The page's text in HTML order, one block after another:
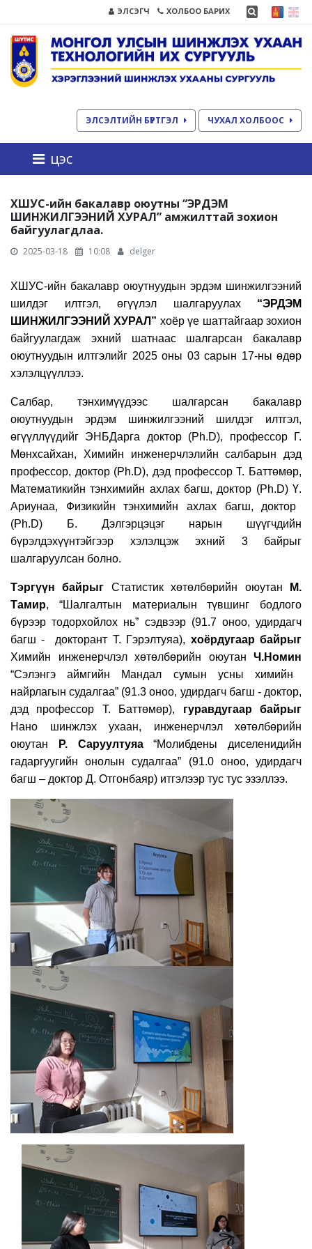
ЭЛСЭГЧ ХОЛБОО БАРИХ
ЭЛСЭЛТИЙН БҮРТГЭЛ ЧУХАЛ ХОЛБООС
цэс
ХШУС-ийн бакалавр оюутны “ЭРДЭМ
ШИНЖИЛГЭЭНИЙ ХУРАЛ” амжилттай зохион
байгуулагдлаа.
2025-03-18 10:08 delger
ХШУС-ийн бакалавр оюутнуудын эрдэм шинжилгээний
шилдэг илтгэл, өгүүлэл шалгаруулах “ЭРДЭМ
ШИНЖИЛГЭЭНИЙ ХУРАЛ” хоёр үе шаттайгаар зохион
байгуулагдаж
эхний шатнаас шалгарсан бакалавр
оюутнуудын илтгэлийг 2025оны 03 сарын 17-ны өдөр
хэлэлцүүллээ.
Салбар, тэнхимүүдээс шалгарсан бакалавр
оюутнуудын эрдэм шинжилгээний шилдэг илтгэл,
өгүүллүүдийг ЭНБДарга доктор (Ph.D), профессорГ.
Мөнхсайхан, Химийн инженерчлэлийн салбарын дэд
профессор, доктор (Ph.D), дэд профессорТ. Баттөмөр,
Математикийн тэнхимийн ахлах багш, доктор (Ph.D) Ү.
Ариунаа, Физикийн тэнхимийнахлах багш, доктор
(Ph.D) Б. Дэлгэрцэцэгнарын шүүгчдийн
бүрэлдэхүүнтэйгээр хэлэлцэж эхний 3 байрыг
шалгаруулсан болно.
Тэргүүнбайрыг Статистик хөтөлбөрийн оюутан
М.
Тамир, “Шалгалтын материалын түвшинг бодлого
бүрээр тодорхойлох нь” сэдвээр (91.7 оноо, удирдагч
багш - докторант Т. Гэрэлтуяа), хоёрдугаарбайрыг
Химийн инженерчлэл хөтөлбөрийн оюутан Ч.Номин
“Сэлэнгэ аймгийн Мандал сумын усны химийн
найрлагын судалгаа” (91.3 оноо, удирдагч багш - доктор,
дэд профессор Т. Баттөмөр), гуравдугаарбайрыг
Нано шинжлэх ухаан, инженерчлэл хөтөлбөрийн
оюутан
Р. Саруултуяа“Молибдены диселенидийн
гадаргуугийн онолын судалгаа” (91.0
оноо, удирдагч
багш – доктор Д. Отгонбаяр) итгэлээр тус тус эзэллээ.